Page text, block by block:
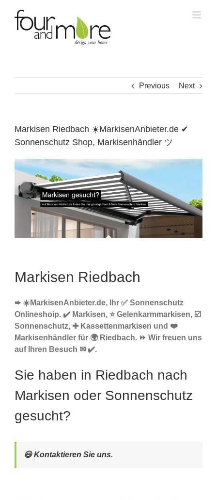
content
Previous Next
Markisen Riedbach ☀️MarkisenAnbieter.de ✔
Sonnenschutz Shop, Markisenhändler ツ
Markisen Riedbach
➨ ☀️MarkisenAnbieter.de, Ihr ✅ Sonnenschutz
Onlineshoip. ✔️ Markisen, ⭐ Gelenkarmmarkisen, ☑️
Sonnenschutz, ✚ Kassettenmarkisen und ❤️
Markisenhändler für 🌍 Riedbach. ⏩ Wir freuen uns
auf Ihren Besuch ✉ ✔️.
Sie haben in Riedbach nach
Markisen oder Sonnenschutz
gesucht?
😃 Kontaktieren Sie uns.